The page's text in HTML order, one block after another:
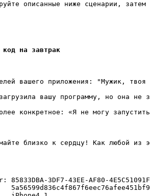
описанные ниже сценарии,
на завтрак
вашего приложения: "Мужик,
вашу программу, но она
конкретное: «Я не могу
близко к сердцу! Как любой из
3DF7-43EE-AF80-